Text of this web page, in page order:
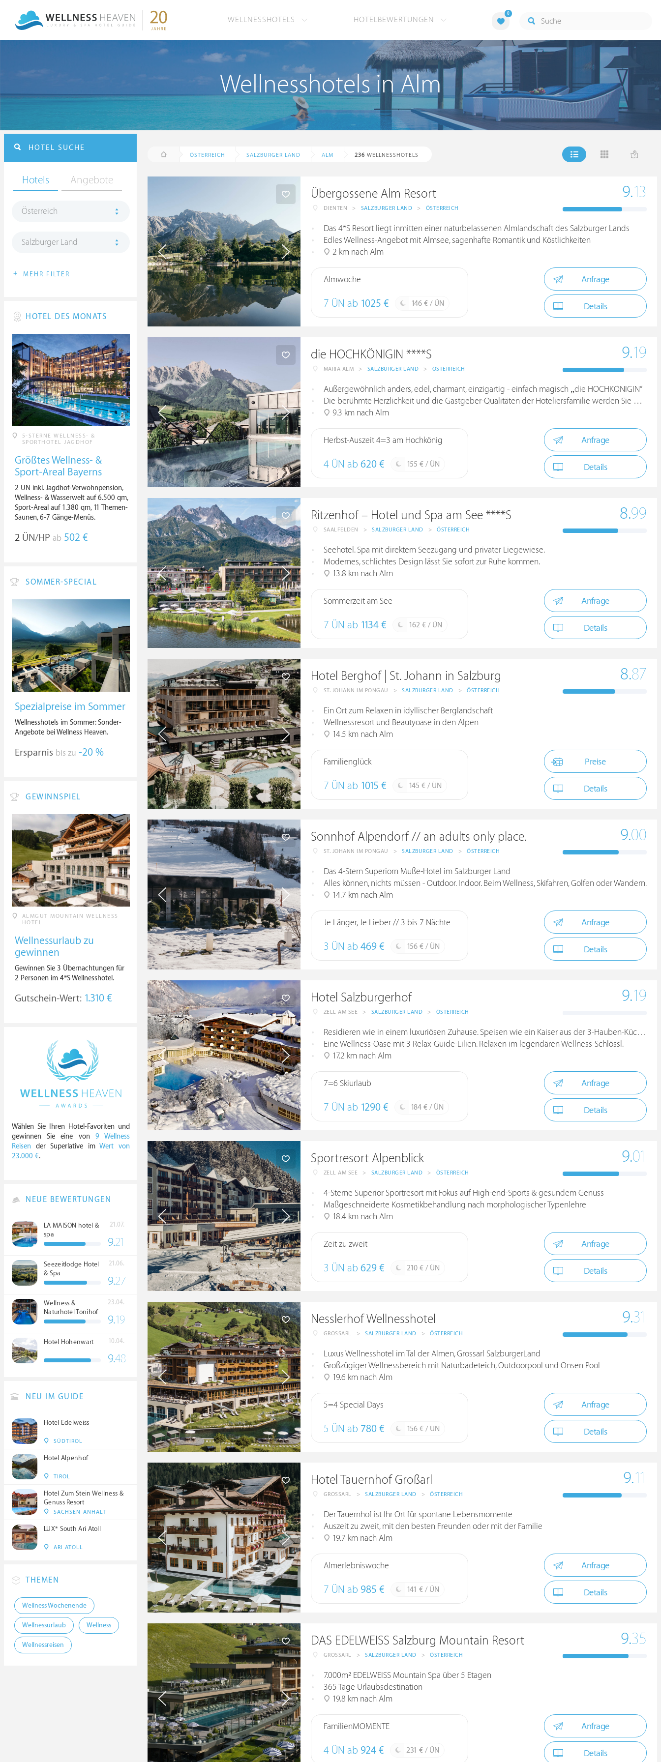
WELLNESSHOTELS HOTELBEWERTUNGEN
0
Wellnesshotels in Alm
ÖSTERREICH SALZBURGER LAND ALM 236 WELLNESSHOTELS
Übergossene Alm Resort
DIENTEN > SALZBURGER LAND > ÖSTERREICH
9.13
Das 4*S Resort liegt inmitten einer naturbelassenen Almlandschaft des Salzburger Lands
Edles Wellness-Angebot mit Almsee, sagenhafte Romantik und Köstlichkeiten
2 km nach Alm
Almwoche
7 ÜN ab 1025 € 146 € / ÜN
Anfrage
Details
die HOCHKÖNIGIN ****S
MARIA ALM > SALZBURGER LAND > ÖSTERREICH
9.19
Außergewöhnlich anders, edel, charmant, einzigartig - einfach magisch „die HOCHKÖNIGIN“
Die berühmte Herzlichkeit und die Gastgeber-Qualitäten der Hoteliersfamilie werden Sie begeistern
9.3 km nach Alm
Herbst-Auszeit 4=3 am Hochkönig
4 ÜN ab 620 € 155 € / ÜN
Anfrage
Details
Ritzenhof – Hotel und Spa am See ****S
SAALFELDEN > SALZBURGER LAND > ÖSTERREICH
8.99
Seehotel. Spa mit direktem Seezugang und privater Liegewiese.
Modernes, schlichtes Design lässt Sie sofort zur Ruhe kommen.
13.8 km nach Alm
Sommerzeit am See
7 ÜN ab 1134 € 162 € / ÜN
Anfrage
Details
Hotel Berghof | St. Johann in Salzburg
ST. JOHANN IM PONGAU > SALZBURGER LAND > ÖSTERREICH
8.87
Ein Ort zum Relaxen in idyllischer Berglandschaft
Wellnessresort und Beautyoase in den Alpen
14.5 km nach Alm
Familienglück
7 ÜN ab 1015 € 145 € / ÜN
Preise
Details
Sonnhof Alpendorf // an adults only place.
ST. JOHANN IM PONGAU > SALZBURGER LAND > ÖSTERREICH
9.00
Das 4-Stern Superiorn Muße-Hotel im Salzburger Land
Alles können, nichts müssen - Outdoor. Indoor. Beim Wellness, Skifahren, Golfen oder Wandern.
14.7 km nach Alm
Je Länger, Je Lieber // 3 bis 7 Nächte
3 ÜN ab 469 € 156 € / ÜN
Anfrage
Details
Hotel Salzburgerhof
ZELL AM SEE > SALZBURGER LAND > ÖSTERREICH
9.19
Residieren wie in einem luxuriösen Zuhause. Speisen wie ein Kaiser aus der 3-Hauben-Küche.
Eine Wellness-Oase mit 3 Relax-Guide-Lilien. Relaxen im legendären Wellness-Schlössl.
17.2 km nach Alm
7=6 Skiurlaub
7 ÜN ab 1290 € 184 € / ÜN
Anfrage
Details
Sportresort Alpenblick
ZELL AM SEE > SALZBURGER LAND > ÖSTERREICH
9.01
4-Sterne Superior Sportresort mit Fokus auf High-end-Sports & gesundem Genuss
Maßgeschneiderte Kosmetikbehandlung nach morphologischer Typenlehre
18.4 km nach Alm
Zeit zu zweit
3 ÜN ab 629 € 210 € / ÜN
Anfrage
Details
Nesslerhof Wellnesshotel
GROSSARL > SALZBURGER LAND > ÖSTERREICH
9.31
Luxus Wellnesshotel im Tal der Almen, Grossarl SalzburgerLand
Großzügiger Wellnessbereich mit Naturbadeteich, Outdoorpool und Onsen Pool
19.6 km nach Alm
5=4 Special Days
5 ÜN ab 780 € 156 € / ÜN
Anfrage
Details
Hotel Tauernhof Großarl
GROSSARL > SALZBURGER LAND > ÖSTERREICH
9.11
Der Tauernhof ist Ihr Ort für spontane Lebensmomente
Auszeit zu zweit, mit den besten Freunden oder mit der Familie
19.7 km nach Alm
Almerlebniswoche
7 ÜN ab 985 € 141 € / ÜN
Anfrage
Details
DAS EDELWEISS Salzburg Mountain Resort
GROSSARL > SALZBURGER LAND > ÖSTERREICH
9.35
7.000m² EDELWEISS Mountain Spa über 5 Etagen
365 Tage Urlaubsdestination
19.8 km nach Alm
FamilienMOMENTE
4 ÜN ab 924 € 231 € / ÜN
Anfrage
Details
HOTEL SUCHE
Hotels Angebote
Österreich
Salzburger Land
+ MEHR FILTER
HOTEL DES MONATS
5-STERNE WELLNESS- &
SPORTHOTEL JAGDHOF
Größtes Wellness- &
Sport-Areal Bayerns
2 ÜN inkl. Jagdhof-Verwöhnpension,
Wellness- & Wasserwelt auf 6.500 qm,
Sport-Areal auf 1.380 qm, 11 Themen-
Saunen, 6-7 Gänge-Menüs.
2 ÜN/HP ab 502 €
SOMMER-SPECIAL
Spezialpreise im Sommer
Wellnesshotels im Sommer: Sonder-
Angebote bei Wellness Heaven.
Ersparnis bis zu -20 %
GEWINNSPIEL
ALMGUT MOUNTAIN WELLNESS
HOTEL
Wellnessurlaub zu
gewinnen
Gewinnen Sie 3 Übernachtungen für
2 Personen im 4*S Wellnesshotel.
Gutschein-Wert: 1.310 €
Wählen Sie Ihren Hotel-Favoriten und
gewinnen Sie eine von 9 Wellness
Reisen der Superlative imWert von
23.000 €.
NEUE BEWERTUNGEN
LA MAISON hotel &
spa
21.07.
9.21
Seezeitlodge Hotel
& Spa
21.06.
9.27
Wellness &
Naturhotel Tonihof
****S
23.04.
9.19
Hotel Hohenwart 10.04.
9.48
NEU IM GUIDE
Hotel Edelweiss
SÜDTIROL
Hotel Alpenhof
TIROL
Hotel Zum Stein Wellness &
Genuss Resort
SACHSEN-ANHALT
LUX* South Ari Atoll
ARI ATOLL
THEMEN
Wellness Wochenende
Wellnessurlaub Wellness
Wellnessreisen